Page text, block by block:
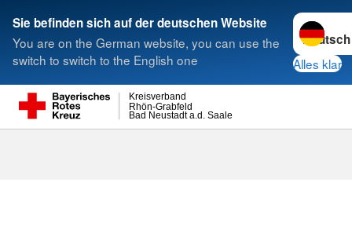
Sie befinden sich auf der deutschen Website
You are on the German website, you can use the
switch to switch to the English one
Sprache
Alles klar
Bad Neustadt a.d. Saale
Rhön-Grabfeld
Kreisverband
Suche